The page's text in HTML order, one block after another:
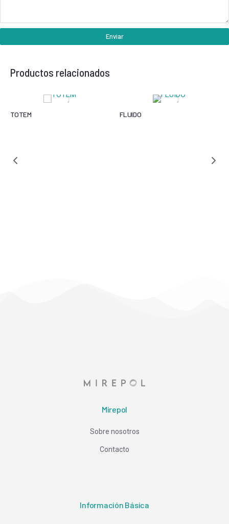
Enviar
Productos relacionados
TOTEM FLUIDO
Mirepol
Sobre nosotros
Contacto
Información Básica